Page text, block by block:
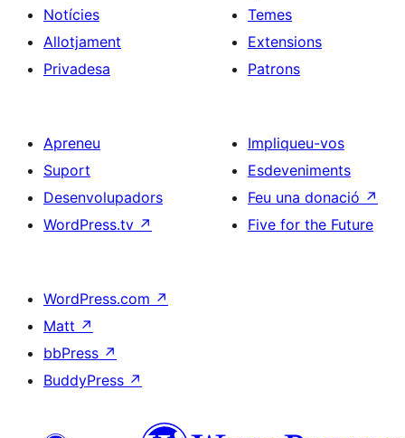
Notícies
Allotjament
Privadesa
Temes
Extensions
Patrons
Apreneu
Suport
Desenvolupadors
WordPress.tv ↗
Impliqueu-vos
Esdeveniments
Feu una donació ↗
Five for the Future
WordPress.com ↗
Matt ↗
bbPress ↗
BuddyPress ↗